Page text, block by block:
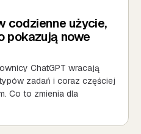
codzienne użycie,
pokazują nowe
ChatGPT wracają
zadań i coraz częściej
Co to zmienia dla